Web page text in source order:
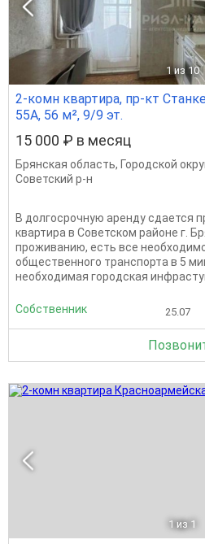
1 из 10
2-комн квартира, пр-кт
55А, 56 м², 9/9 эт.
15 000 ₽ в месяц
Брянская область, Городской
Советский р-н
В долгосрочную аренду сдается
квартира в Советском районе г.
проживанию, есть все
общественного транспорта в 5
необходимая городская
Собственник 25.07
1 из 1